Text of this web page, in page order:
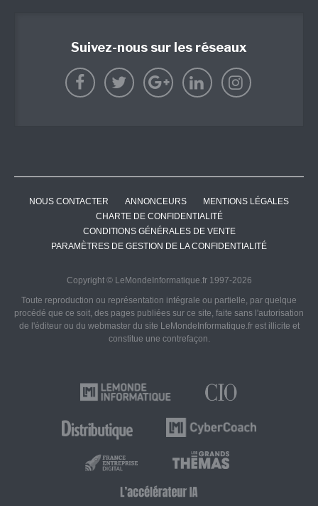
Suivez-nous sur les réseaux
NOUS CONTACTER ANNONCEURS
MENTIONS LÉGALES
CHARTE DE CONFIDENTIALITÉ
CONDITIONS GÉNÉRALES DE VENTE
PARAMÈTRES DE GESTION DE LA CONFIDENTIALITÉ
Copyright © LeMondeInformatique.fr 1997-2026
Toute reproduction ou représentation intégrale ou partielle, par quelque
procédé que ce soit, des pages publiées sur ce site, faite sans l'autorisation
de l'éditeur ou du webmaster du site LeMondeInformatique.fr est illicite et
constitue une contrefaçon.